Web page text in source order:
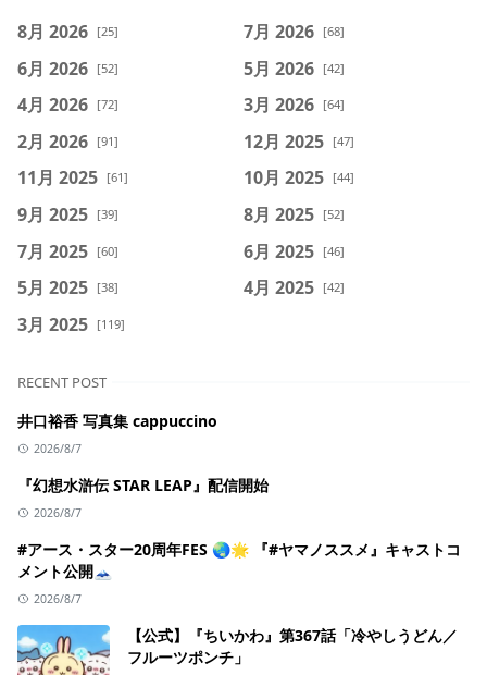
8月 2026 [25] 7月 2026 [68]
6月 2026 [52] 5月 2026 [42]
4月 2026 [72] 3月 2026 [64]
2月 2026 [91] 12月 2025 [47]
11月 2025 [61] 10月 2025 [44]
9月 2025 [39] 8月 2025 [52]
7月 2025 [60] 6月 2025 [46]
5月 2025 [38] 4月 2025 [42]
3月 2025 [119]
RECENT POST
井口裕香 写真集 cappuccino
2026/8/7
『幻想水滸伝 STAR LEAP』配信開始
2026/8/7
#アース・スター20周年FES 🌏🌟 『#ヤマノススメ』キャストコ
メント公開🗻
2026/8/7
【公式】『ちいかわ』第367話「冷やしうどん／
フルーツポンチ」